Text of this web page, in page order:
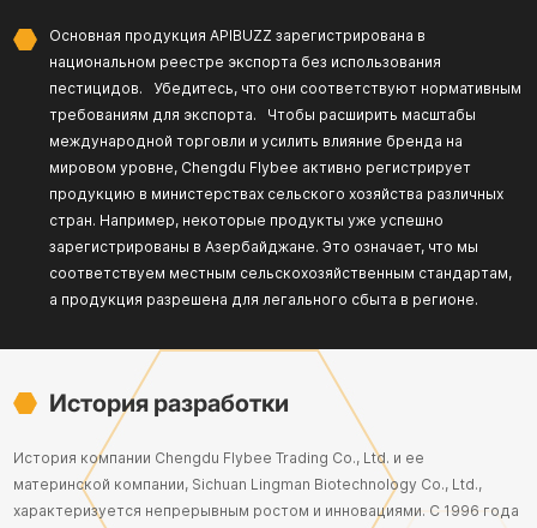
Основная продукция APIBUZZ зарегистрирована в
национальном реестре экспорта без использования
пестицидов. Убедитесь, что они соответствуют нормативным
требованиям для экспорта. Чтобы расширить масштабы
международной торговли и усилить влияние бренда на
мировом уровне, Chengdu Flybee активно регистрирует
продукцию в министерствах сельского хозяйства различных
стран. Например, некоторые продукты уже успешно
зарегистрированы в Азербайджане. Это означает, что мы
соответствуем местным сельскохозяйственным стандартам,
а продукция разрешена для легального сбыта в регионе.
История разработки
История компании Chengdu Flybee Trading Co., Ltd. и ее
материнской компании, Sichuan Lingman Biotechnology Co., Ltd.,
характеризуется непрерывным ростом и инновациями. С 1996 года